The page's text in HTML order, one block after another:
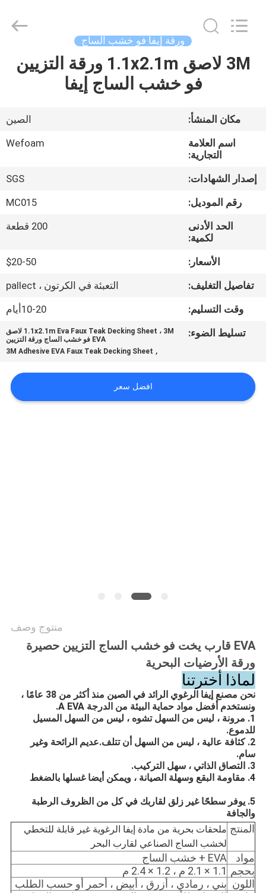
بيت
أشرطة
معلومات
في
المعمل
رقابة
اتصل
Copyright
Quanzhou
WeFoam
Developed
ورقة إيفا فو خشب الساج
3M لاصق 1.1x2.1m ورقة التزيين
فو خشب الساج إيفا
مكان المنشأ:
الصين
اسم العلامة
التجارية:
Wefoam
إصدار الشهادات:
SGS
رقم الموديل:
MC015
الحد الأدنى
لكمية:
200 قطعة
الأسعار:
$20-50
تفاصيل التغليف:
التعبئة في الكرتون ، pallect
وقت التسليم:
10-20أيام
تسليط الضوء:
1.1x2.1m Eva Faux Teak Decking Sheet ، 3M لاصق
EVA فو خشب الساج ورقة التزيين
,
3M Adhesive EVA Faux Teak Decking Sheet
افضل سعر
منتوج وصف
EVA قارب يخت فو خشب الساج التزيين حصيرة
ورقة الأرضيات البحرية
لماذا أخترتنا
نحن مصنع إيفا الرغوي الرائد في الصين منذ أكثر من 38 عامًا ،
ونستخدم أفضل مواد حماية البيئة من الدرجة A EVA.
1. مرونة ، ليس من السهل تشوه ، ليس من السهل المسيل
للدموع.
2. كثافة عالية ، ليس من السهل أن تتلف.عديم الرائحة وغير
سام.
3. التصاق الذاتي ، سهل التركيب.
4. مقاومة البقع وسهلة الصيانة ، ويمكن أيضا غسلها بالضغط
5. يوفر سطحًا غير زلق لقاربك في كل من الظروف الرطبة
والجافة
المنتج ملحقات بحرية من مادة إيفا الرغوية غير قابلة للتخطي
لخشب الساج الصناعي لقارب البحر
مواد
EVA + خشب الساج
بحجم 1.1 × 2.1 م ، 1.2 × 2.4 م
اللون بني ، رمادي ، أزرق ، أبيض ، أحمر أو حسب الطلب